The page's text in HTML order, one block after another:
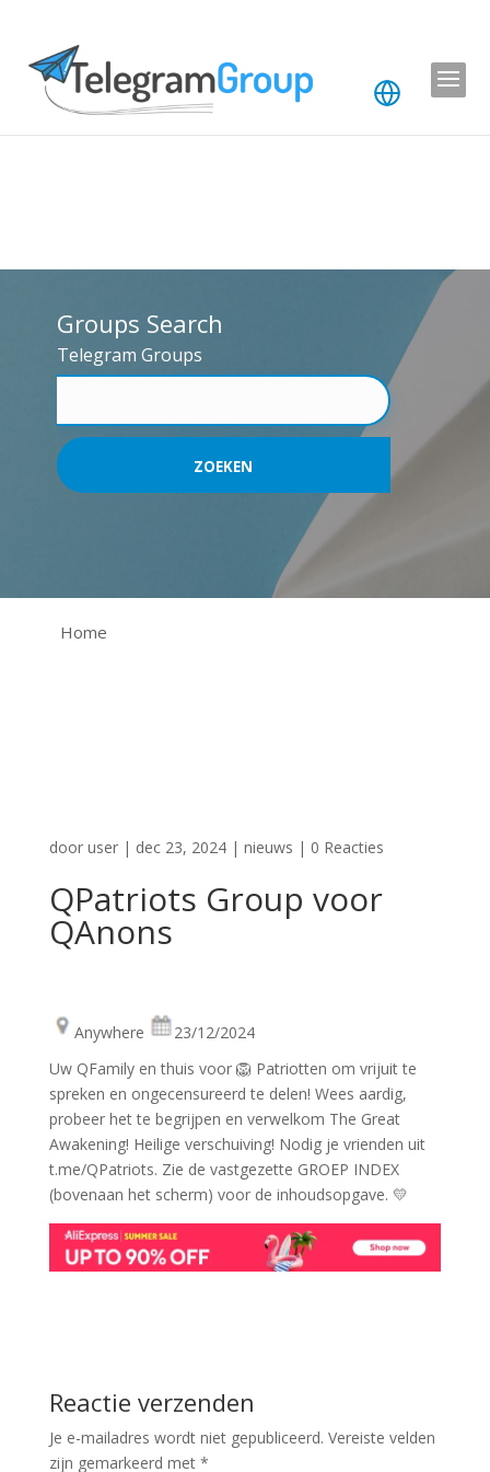
Groups Search
Telegram Groups
Home
door user| dec 23, 2024| nieuws | 0 Reacties
QPatriots Group voor
QAnons
Anywhere
23/12/2024
Uw QFamily en thuis voor 🦁 Patriotten om vrijuit te
spreken en ongecensureerd te delen! Wees aardig,
probeer het te begrijpen en verwelkom The Great
Awakening! Heilige verschuiving! Nodig je vrienden uit
t.me/QPatriots. Zie de vastgezette GROEP INDEX
(bovenaan het scherm) voor de inhoudsopgave. 💛
Reactie verzenden
Je e-mailadres wordt niet gepubliceerd. Vereiste velden
zijn gemarkeerd met *